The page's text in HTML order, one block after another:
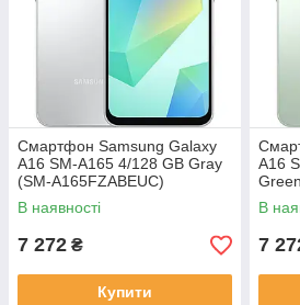
Смартфон Samsung Galaxy
A16 SM-A165 4/128 GB Gray
(SM-A165FZABEUC)
В наявності
7 272 ₴
Купити
A16
В
7